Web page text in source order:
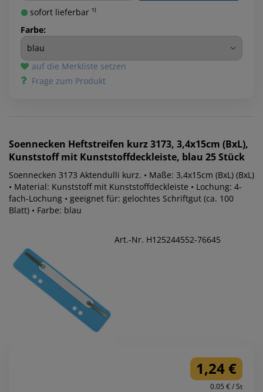
sofort lieferbar ¹⁾
Farbe:
auf die Merkliste setzen
Frage zum Produkt
Soennecken Heftstreifen kurz 3173, 3,4x15cm (BxL),
Kunststoff mit Kunststoffdeckleiste, blau 25 Stück
Soennecken 3173 Aktendulli kurz. • Maße: 3,4x15cm (BxL) (BxL)
• Material: Kunststoff mit Kunststoffdeckleiste • Lochung: 4-
fach-Lochung • geeignet für: gelochtes Schriftgut (ca. 100
Blatt) • Farbe: blau
Art.-Nr. H125244552-76645
1,24 €
0.05 € / St